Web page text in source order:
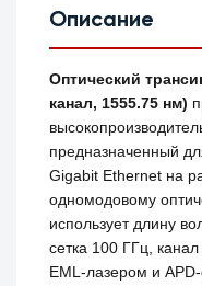
Описание
Оптический
канал, 1555.75 нм)
предназначенный
Gigabit Ethernet на
одномодовому
использует длину
сетка 100 ГГц,
EML-лазером и